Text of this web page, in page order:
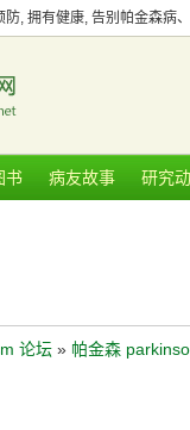
防, 拥有健康, 告别帕金森病
书 病友故事 研究
论坛 » 帕金森